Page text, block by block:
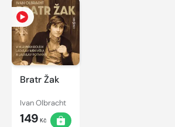
Bratr Žak
Ivan Olbracht
149 Kč